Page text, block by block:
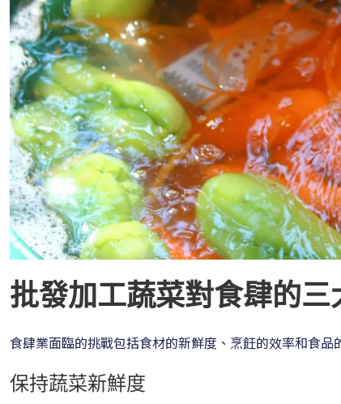
批發加工蔬菜對食肆的三
食肆業面臨的挑戰包括食材的新鮮度、烹飪的效率和食
保持蔬菜新鮮度